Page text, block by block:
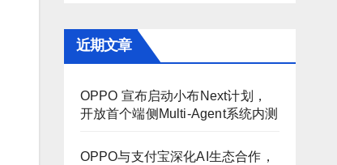
近期文章
OPPO 宣布启动小布Next计划，
开放首个端侧Multi-Agent系统内测
OPPO与支付宝深化AI生态合作，